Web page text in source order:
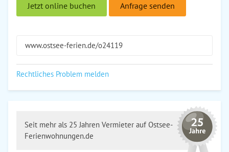
Jetzt online buchen Anfrage senden
www.ostsee-ferien.de/o24119
Rechtliches Problem melden
Seit mehr als 25 Jahren Vermieter auf Ostsee-
Ferienwohnungen.de